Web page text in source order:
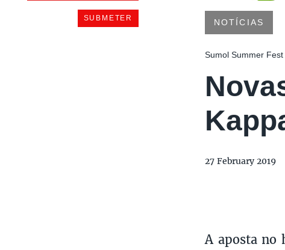
NOTÍCIAS
Sumol Summer
27 February 2019
A aposta no